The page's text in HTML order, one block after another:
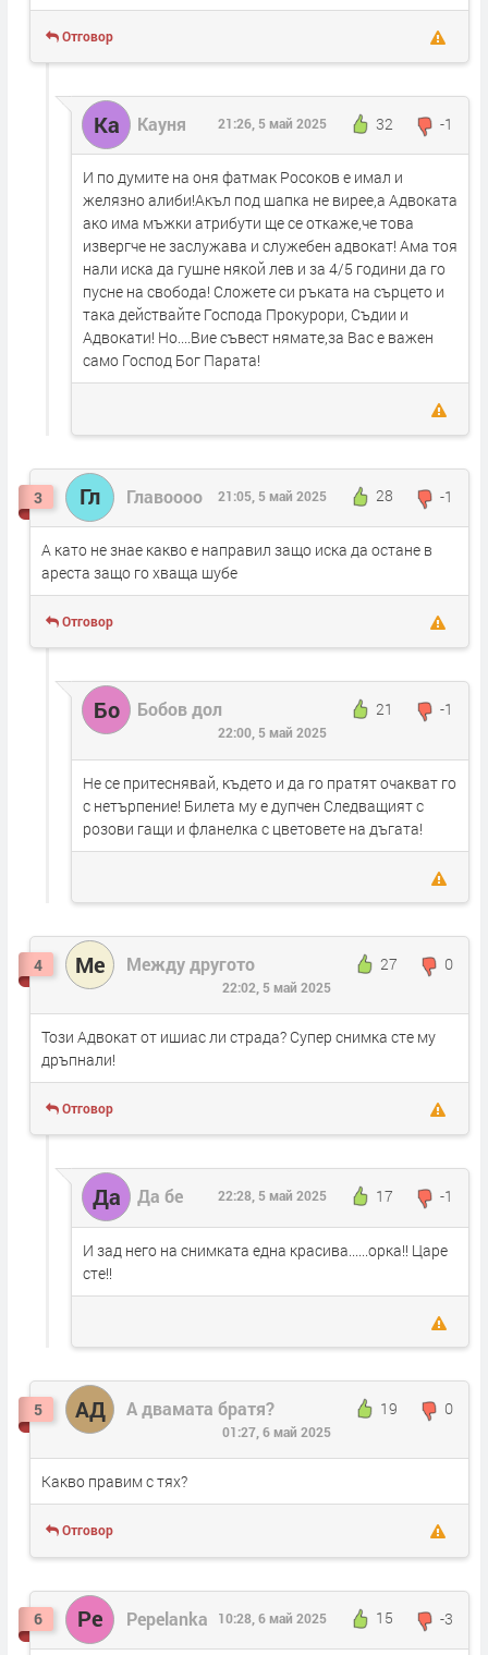
Отговор
Ка Кауня 32 -1
21:26, 5 май 2025
И по думите на оня фатмак Росоков е имал и
желязно алиби!Акъл под шапка не вирее,а Адвоката
ако има мъжки атрибути ще се откаже,че това
извергче не заслужава и служебен адвокат! Ама тоя
нали иска да гушне някой лев и за 4/5 години да го
пусне на свобода! Сложете си ръката на сърцето и
така действайте Господа Прокурори, Съдии и
Адвокати! Но....Вие съвест нямате,за Вас е важен
само Господ Бог Парата!
3 Гл Главоооо 28 -1
21:05, 5 май 2025
А като не знае какво е направил защо иска да остане в
ареста защо го хваща шубе
Отговор
Бо Бобов дол 21 -1
22:00, 5 май 2025
Не се притеснявай, където и да го пратят очакват го
с нетърпение! Билета му е дупчен Следващият с
розови гащи и фланелка с цветовете на дъгата!
4 Ме Между другото 27 0
22:02, 5 май 2025
Този Адвокат от ишиас ли страда? Супер снимка сте му
дръпнали!
Отговор
Да Да бе 17 -1
22:28, 5 май 2025
И зад него на снимката една красива......орка!! Царе
сте!!
5 АД А двамата братя? 19 0
01:27, 6 май 2025
Какво правим с тях?
Отговор
6 Pe Pepelanka 15 -3
10:28, 6 май 2025